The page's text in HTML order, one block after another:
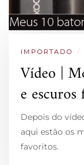
IMPORTADO /
Vídeo |
e
Depois do
aqui estão os
favoritos.